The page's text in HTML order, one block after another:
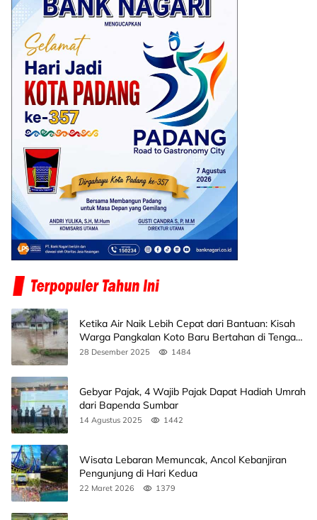
Ketika Air Naik Lebih Cepat dari Bantuan: Kisah
Warga Pangkalan Koto Baru Bertahan di Tengah
Banjir
28 Desember 2025 1484
Gebyar Pajak, 4 Wajib Pajak Dapat Hadiah Umrah
dari Bapenda Sumbar
14 Agustus 2025 1442
Wisata Lebaran Memuncak, Ancol Kebanjiran
Pengunjung di Hari Kedua
22 Maret 2026 1379